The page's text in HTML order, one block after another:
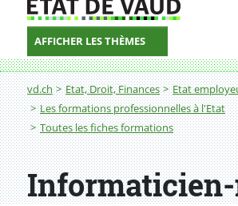
AFFICHER LES THÈMES
Fil d'Ariane
vd.ch Etat, Droit, Finances
Etat
Les formations professionnelles à l'Etat
Toutes les fiches formations
Informaticien-ne